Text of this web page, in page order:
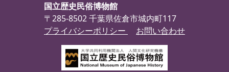
国立歴史民俗博物館
〒285-8502 千葉県佐倉市城内町117
プライバシーポリシー
お問い合わせ